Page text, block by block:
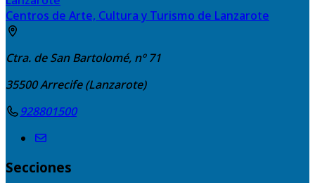
Centros de Arte, Cultura y Turismo de Lanzarote
Ctra. de San Bartolomé, nº 71
35500Arrecife (Lanzarote)
928801500
Secciones